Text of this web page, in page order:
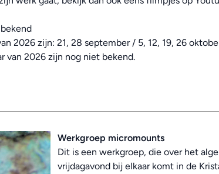
2026 zijn: 21, 28 september / 5, 12, 19, 26
van 2026 zijn nog niet bekend.
Werkgroep micromounts
Dit is een werkgroep, die over het
vrijdagavond bij elkaar komt in de